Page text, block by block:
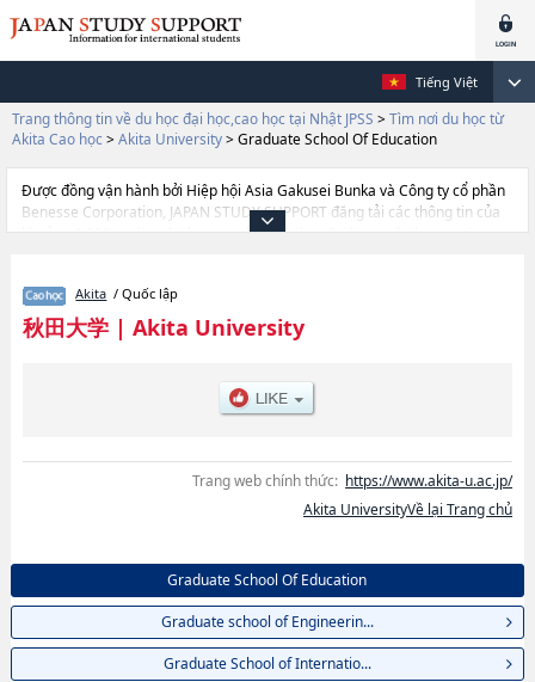
Tiếng Việt
Trang thông tin về du học đại học,cao học tại Nhật JPSS > Tìm nơi du học từ
Akita Cao học > Akita University> Graduate School Of Education
Được đồng vận hành bởi Hiệp hội Asia Gakusei Bunka và Công ty cổ phần
Benesse Corporation, JAPAN STUDY SUPPORT đăng tải các thông tin của
khoảng 1.300 trường đại học, cao học, trường đại học ngắn hạn, trường
thiết dành cho du học sinh, như là về các Graduate School Of
EducationhoặcGraduate school of Engineering SciencehoặcGraduate
School of International Resource Sciences, thông tin về từng khoa nghiên
trúng tuyển, cở sở trang thiết bị, hướng dẫn địa điểm v.v...
Akita / Quốc lập
秋田大学| Akita University
Trang web chính thức: https://www.akita-u.ac.jp/
Akita UniversityVề lại Trang chủ
Graduate School Of Education
Graduate school of Engineerin...
Graduate School of Internatio...